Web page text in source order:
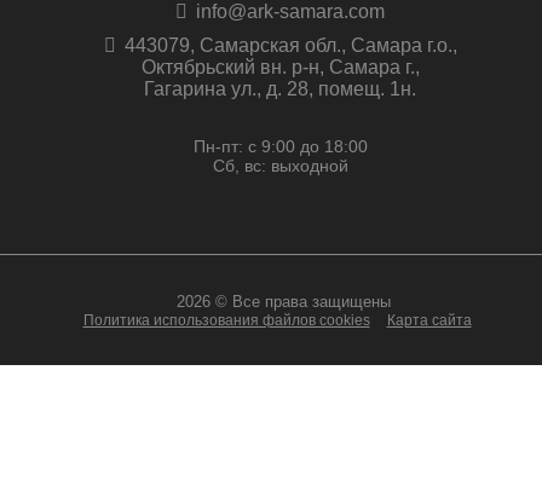
info@ark-samara.com
443079, Самарская обл., Самара г.о.,
Октябрьский вн. р-н, Самара г.,
Гагарина ул., д. 28, помещ. 1н.
Пн-пт: с 9:00 до 18:00
Сб, вс: выходной
2026 © Все права защищены
Политика использования файлов cookies Карта сайта